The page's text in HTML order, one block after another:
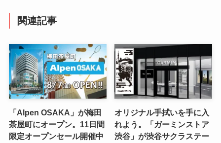
関連記事
「Alpen OSAKA」が梅田
茶屋町にオープン。11日間
限定オープンセール開催中
オリジナル手拭いを手に入
れよう。「ガーミンストア
渋谷」が渋谷サクラステー